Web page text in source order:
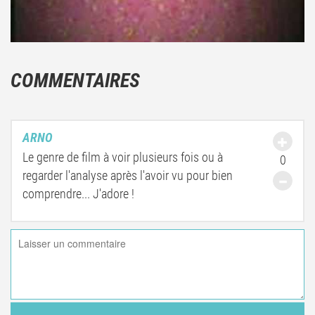
COMMENTAIRES
ARNO
Le genre de film à voir plusieurs fois ou à
regarder l'analyse après l'avoir vu pour bien
comprendre... J'adore !
0